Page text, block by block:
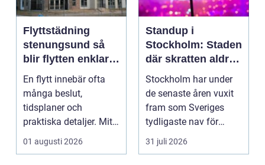
Flyttstädning
stenungsund så
blir flytten enklare
och mer trygg
En flytt innebär ofta
många beslut,
tidsplaner och
praktiska detaljer. Mitt
i allt hamnar
flyttstädn...
01 augusti 2026
Standup i
Stockholm: Staden
där skratten aldrig
tar paus
Stockholm har under
de senaste åren vuxit
fram som Sveriges
tydligaste nav för
livehumor....
31 juli 2026